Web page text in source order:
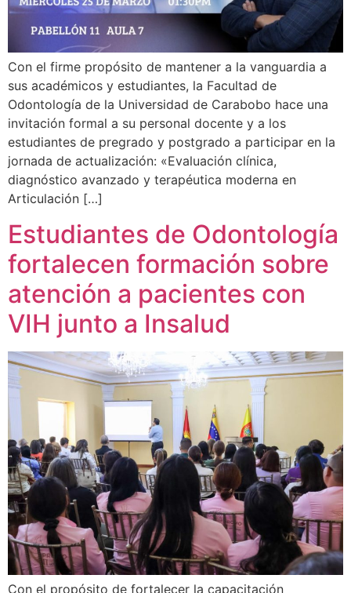
Con el firme propósito de mantener a la vanguardia a
sus académicos y estudiantes, la Facultad de
Odontología de la Universidad de Carabobo hace una
invitación formal a su personal docente y a los
estudiantes de pregrado y postgrado a participar en la
jornada de actualización: «Evaluación clínica,
diagnóstico avanzado y terapéutica moderna en
Articulación […]
Estudiantes de Odontología
fortalecen formación sobre
atención a pacientes con
VIH junto a Insalud
Con el propósito de fortalecer la capacitación